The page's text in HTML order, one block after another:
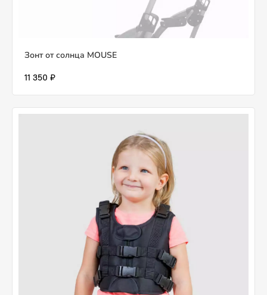
Зонт от солнца MOUSE
11 350 ₽